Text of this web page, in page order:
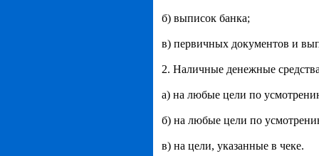
б) выписок банка;
в) первичных документов и
2. Наличные денежные
а) на любые цели по
б) на любые цели по
в) на цели, указанные в чеке.